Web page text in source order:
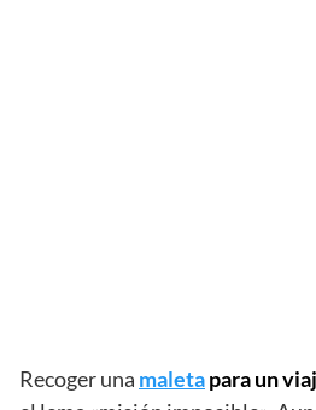
Recoger una maletapara un